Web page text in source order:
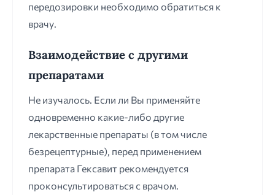
передозировки необходимо обратиться к
врачу.
Взаимодействие с другими
препаратами
Не изучалось. Если ли Вы применяйте
одновременно какие-либо другие
лекарственные препараты (в том числе
безрецептурные), перед применением
препарата Гексавит рекомендуется
проконсультироваться с врачом.